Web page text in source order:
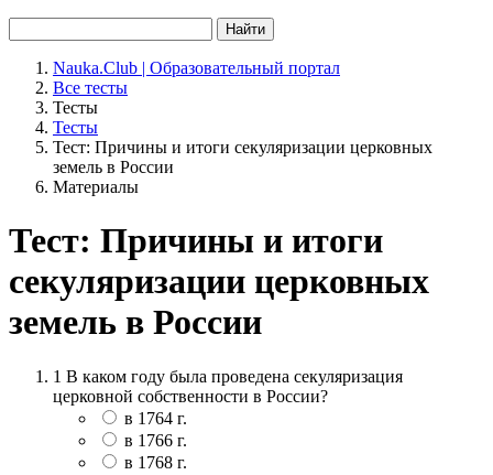
Найти
Nauka.Club | Образовательный портал
Все тесты
Тесты
Тесты
Тест: Причины и итоги секуляризации церковных
земель в России
Материалы
Тест: Причины и итоги
секуляризации церковных
земель в России
1 В каком году была проведена секуляризация
церковной собственности в России?
в 1764 г.
в 1766 г.
в 1768 г.